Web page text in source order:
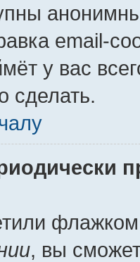
email-
у вас
сделать.
, вы